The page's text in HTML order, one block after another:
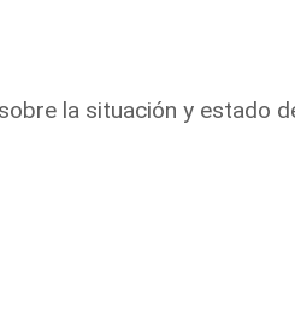
la situación y estado